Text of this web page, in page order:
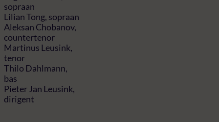
sopraan
Lilian Tong, sopraan
Aleksan Chobanov,
countertenor
Martinus Leusink,
tenor
Thilo Dahlmann,
bas
Pieter Jan Leusink,
dirigent